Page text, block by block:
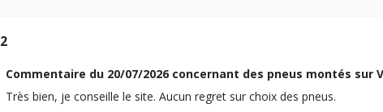
Commentaire du 20/07/2026concernant des pneus montés sur
Très bien, je conseille le site. Aucun regret sur choix des pneus.